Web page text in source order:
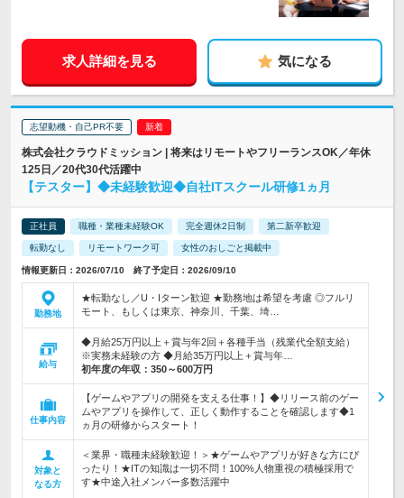
求人詳細を見る 気になる
志望動機・自己PR不要
株式会社クラウドミッション | 将来はリモートやフリーランスOK／年休
125日／20代30代活躍中
【テスター】◆未経験歓迎◆自社ITスクール研修1ヵ月
正社員 職種・業種未経験OK 完全週休2日制 第二新卒歓迎
転勤なし リモートワーク可 女性のおしごと掲載中
情報更新日：2026/07/10 終了予定日：2026/09/10
勤務地
★転勤なし／U・Iターン歓迎 ★勤務地は希望を考慮 ◎フルリ
モート、もしくは東京、神奈川、千葉、埼…
給与
◆月給25万円以上＋賞与年2回＋各種手当（残業代全額支給）
※実務未経験の方 ◆月給35万円以上＋賞与年…
初年度の年収： 350～600万円
仕事内容
【ゲームやアプリの開発を支える仕事！】◆リリース前のゲー
ムやアプリを操作して、正しく動作することを確認します◆1
ヵ月の研修からスタート！
対象と
なる方
＜業界・職種未経験歓迎！＞★ゲームやアプリが好きな方にぴ
ったり！★ITの知識は一切不問！100%人物重視の積極採用で
す★中途入社メンバー多数活躍中